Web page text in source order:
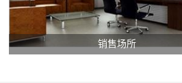
销售场所